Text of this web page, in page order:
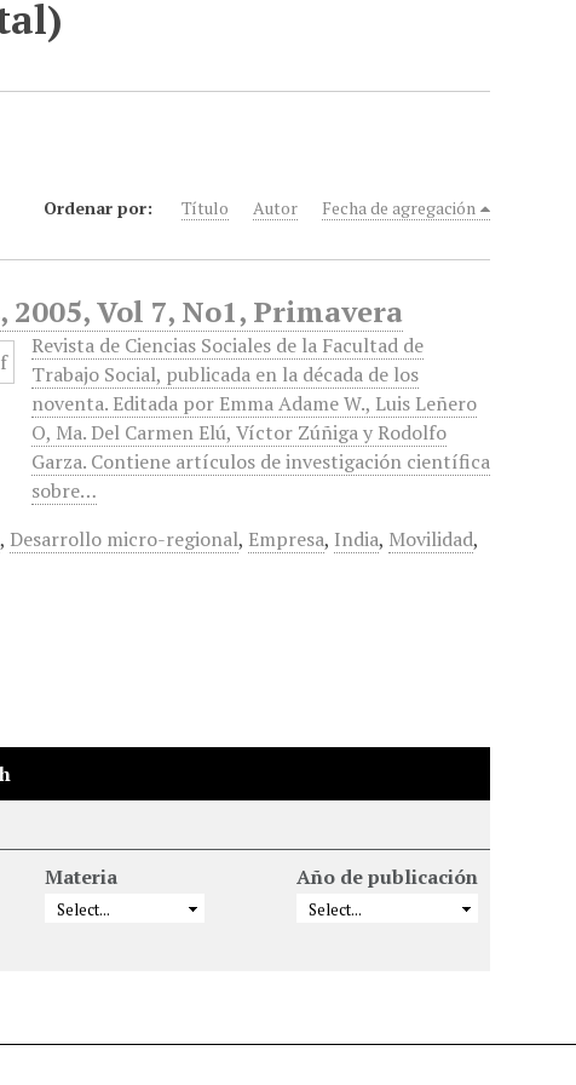
Ordenar por: Título Autor Fecha de agregación
Vol 7, No1, Primavera
Revista de Ciencias Sociales de la Facultad de
Trabajo Social, publicada en la década de los
noventa. Editada por Emma Adame W., Luis Leñero
O, Ma. Del Carmen Elú, Víctor Zúñiga y Rodolfo
Garza. Contiene artículos de investigación científica
sobre…
, Desarrollo micro-regional, Empresa, India, Movilidad,
Materia Año de publicación